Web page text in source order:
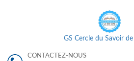
GS Cercle du Savoir
CONTACTEZ-NOUS